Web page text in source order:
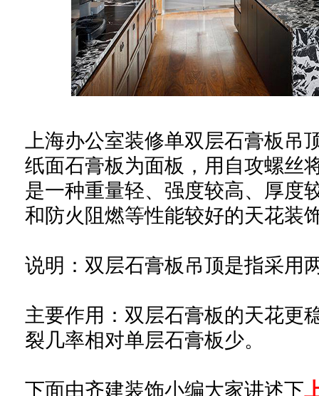
上海办公室装修单双层石膏板吊
纸面石膏板为面板，用自攻螺丝
是一种重量轻、强度较高、厚度
和防火阻燃等性能较好的天花装
说明：双层石膏板吊顶是指采用
主要作用：双层石膏板的天花更
裂几率相对单层石膏板少。
下面由齐建装饰小编大家讲述下